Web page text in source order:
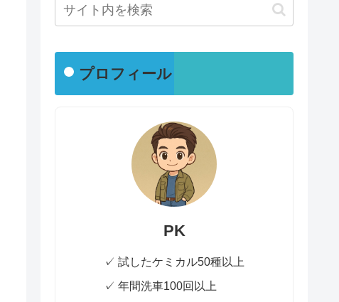
プロフィール
PK
✓ 試したケミカル50種以上
✓ 年間洗車100回以上